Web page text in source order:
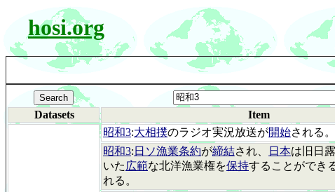
hosi.org
Datasets Item
昭和3:大相撲のラジオ実況放送が開始される。
昭和3: 日ソ漁業条約が締結され、 日本は旧日
いた 広範な北洋漁業権を保持することができ
れる。